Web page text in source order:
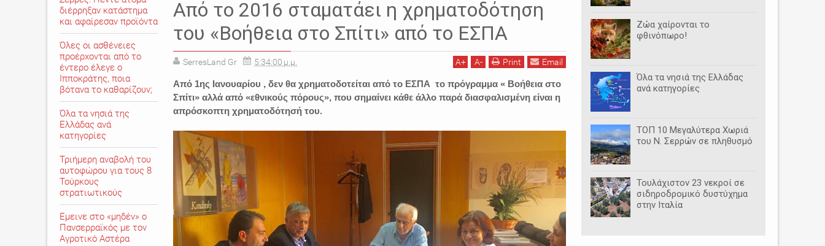
Από το 2016 σταματάει η χρηματοδότηση
του «Βοήθεια στο Σπίτι» από το ΕΣΠΑ
SerresLand Gr 5:34:00 μ.μ. A+ A- Print Email
Από 1ης Ιανουαρίου , δεν θα χρηματοδοτείται από το ΕΣΠΑ το πρόγραμμα « Βοήθεια στο
Σπίτι» αλλά από «εθνικούς πόρους», που σημαίνει κάθε άλλο παρά διασφαλισμένη είναι η
απρόσκοπτη χρηματοδότησή του.
Ζώα χαίρονται το
φθινόπωρο!
Όλα τα νησιά της Ελλάδας
ανά κατηγορίες
ΤΟΠ 10 Μεγαλύτερα Χωριά
του Ν. Σερρών σε πληθυσμό
Τουλάχιστον 23 νεκροί σε
σιδηροδρομικό δυστύχημα
στην Ιταλία
διέρρηξαν κατάστημα
και αφαίρεσαν προϊόντα
Όλες οι ασθένειες
προέρχονται από το
έντερο έλεγε ο
Ιπποκράτης, ποια
βότανα το καθαρίζουν;
Όλα τα νησιά της
Ελλάδας ανά
κατηγορίες
Τριήμερη αναβολή του
αυτοφώρου για τους 8
Τούρκους
στρατιωτικούς
Εμεινε στο «μηδέν» o
Πανσερραϊκός με τον
Αγροτικό Αστέρα